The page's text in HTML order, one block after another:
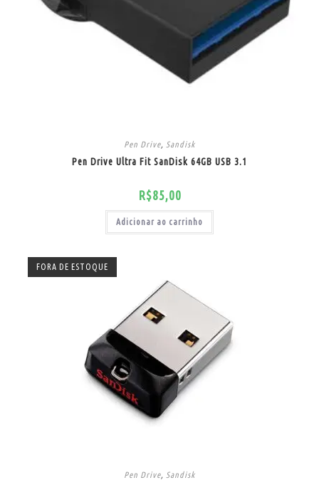
Pen Drive, Sandisk
Pen Drive Ultra Fit SanDisk 64GB USB 3.1
R$85,00
Adicionar ao carrinho
FORA DE ESTOQUE
Pen Drive, Sandisk